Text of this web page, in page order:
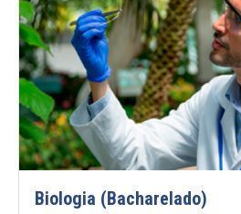
Biologia (Bacharelado)